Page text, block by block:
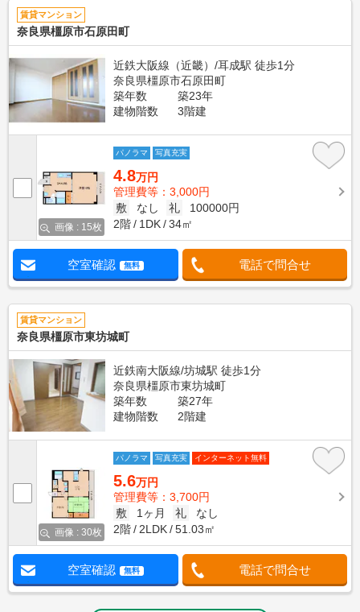
賃貸マンション
奈良県橿原市石原田町
近鉄大阪線（近畿）/耳成駅 徒歩1分
奈良県橿原市石原田町
築年数
築23年
建物階数
3階建
画像 : 15枚
パノラマ 写真充実
4.8万円
管理費等：3,000円
敷
なし 礼
100000円
2階
1DK 34㎡
空室確認 無料 電話で問合せ
賃貸マンション
奈良県橿原市東坊城町
近鉄南大阪線/坊城駅 徒歩1分
奈良県橿原市東坊城町
築年数
築27年
建物階数
2階建
画像 : 30枚
パノラマ 写真充実 インターネット無料
5.6万円
管理費等：3,700円
敷
1ヶ月 礼
なし
2階
2LDK 51.03㎡
空室確認 無料 電話で問合せ